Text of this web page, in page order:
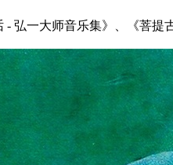
- 弘一大师音乐集》、《菩提